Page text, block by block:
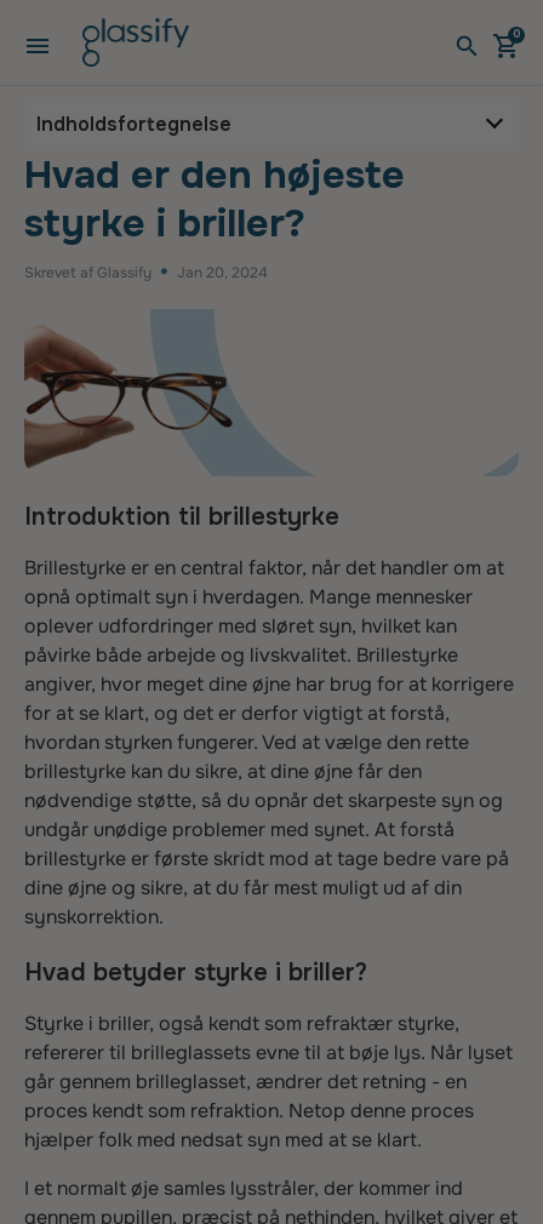
Åbn menuen Åben
0
Hvad er den højeste
Indholdsfortegnelse
Hvad er den højeste
styrke i briller?
Skrevet af Glassify Jan 20, 2024
Introduktion til brillestyrke
Brillestyrke er en central faktor, når det handler om at
opnå optimalt syn i hverdagen. Mange mennesker
oplever udfordringer med sløret syn, hvilket kan
påvirke både arbejde og livskvalitet. Brillestyrke
angiver, hvor meget dine øjne har brug for at korrigere
for at se klart, og det er derfor vigtigt at forstå,
hvordan styrken fungerer. Ved at vælge den rette
brillestyrke kan du sikre, at dine øjne får den
nødvendige støtte, så du opnår det skarpeste syn og
undgår unødige problemer med synet. At forstå
brillestyrke er første skridt mod at tage bedre vare på
dine øjne og sikre, at du får mest muligt ud af din
synskorrektion.
Hvad betyder styrke i briller?
Styrke i briller, også kendt som refraktær styrke,
refererer til brilleglassets evne til at bøje lys. Når lyset
går gennem brilleglasset, ændrer det retning - en
proces kendt som refraktion. Netop denne proces
hjælper folk med nedsat syn med at se klart.
I et normalt øje samles lysstråler, der kommer ind
gennem pupillen, præcist på nethinden, hvilket giver et